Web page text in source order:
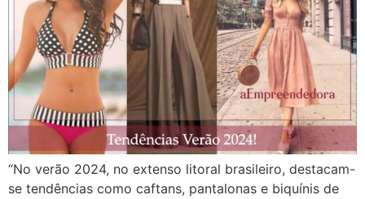
“No verão 2024, no extenso litoral brasileiro, destacam-
se tendências como caftans, pantalonas e biquínis de